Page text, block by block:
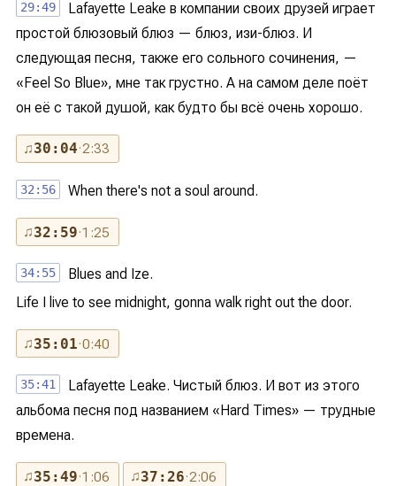
29:49
Lafayette Leake в компании своих друзей играет
простой блюзовый блюз — блюз, изи-блюз. И
следующая песня, также его сольного сочинения, —
«Feel So Blue», мне так грустно. А на самом деле поёт
он её с такой душой, как будто бы всё очень хорошо.
♫30:04· 2:33
32:56 When there's not a soul around.
♫32:59· 1:25
34:55
Blues and Ize.
Life I live to see midnight, gonna walk right out the door.
♫35:01· 0:40
35:41
Lafayette Leake. Чистый блюз. И вот из этого
альбома песня под названием «Hard Times» — трудные
времена.
♫35:49· 1:06 ♫37:26· 2:06